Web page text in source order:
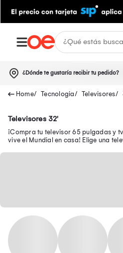
¿Dónde te gustaría recibir tu pedido?
Tecnologia Televisores
Televisores 32'
¡Compra tu televisor 65 pulgadas y
vive el Mundial en casa! Elige una